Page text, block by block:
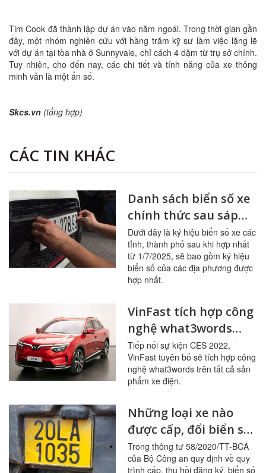
Tim Cook đã thành lập dự án vào năm ngoái. Trong thời gian gần
đây, một nhóm nghiên cứu với hàng trăm kỹ sư làm việc lặng lẽ
với dự án tại tòa nhà ở Sunnyvale, chỉ cách 4 dặm từ trụ sở chính.
Tuy nhiên, cho đến nay, các chi tiết và tính năng của xe thông
minh vẫn là một ẩn số.
Skcs.vn (tổng hợp)
CÁC TIN KHÁC
Danh sách biển số xe
chính thức sau sáp
nhập của các tỉnh,
thành phố từ 1/7/2025
Dưới đây là ký hiệu biển số xe các
tỉnh, thành phố sau khi hợp nhất
từ 1/7/2025, sẽ bao gồm ký hiệu
biển số của các địa phương được
hợp nhất.
VinFast tích hợp công
nghệ what3words
trên tất cả sản phẩm
xe điện
Tiếp nối sự kiện CES 2022,
VinFast tuyên bố sẽ tích hợp công
nghệ what3words trên tất cả sản
phẩm xe điện.
Những loại xe nào
được cấp, đổi biển số
màu vàng từ 1/8/2020
Trong thông tư 58/2020/TT-BCA
của Bộ Công an quy định về quy
trình cấp, thu hồi đăng ký, biển số